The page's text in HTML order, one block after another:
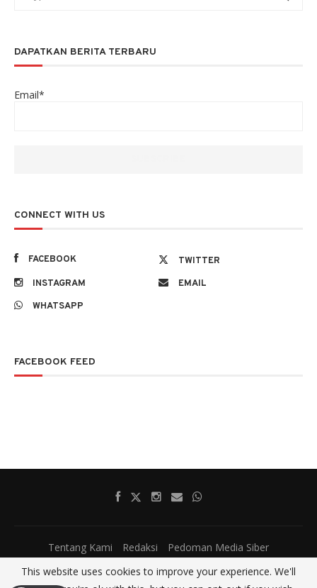
DAPATKAN BERITA TERBARU
Email*
CONNECT WITH US
FACEBOOK
TWITTER
INSTAGRAM
EMAIL
WHATSAPP
FACEBOOK FEED
Tentang Kami Redaksi Pedoman Media Siber
@2017 - All Right Reserved.SatumenitNews
This website uses cookies to improve your experience. We'll